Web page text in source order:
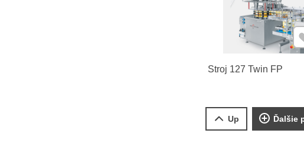
Stroj 127 Twin FP
Up Ďalšie